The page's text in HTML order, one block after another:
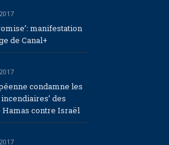
manifestation
de Canal+
condamne les
des
contre Israël